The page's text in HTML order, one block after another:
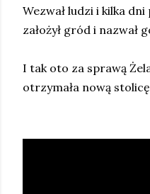
Wezwał ludzi i kilka
założył gród i nazwał
I tak oto za sprawą
otrzymała nową